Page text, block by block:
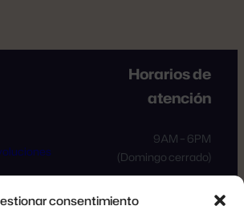
consentimiento
Horarios de
atención
9AM – 6PM
(Domingo cerrado)